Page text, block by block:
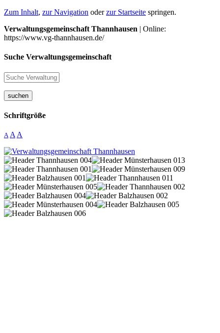
Zum Inhalt, zur Navigation oderzur Startseite springen.
Verwaltungsgemeinschaft Thannhausen | Online:
https://www.vg-thannhausen.de/
Suche Verwaltungsgemeinschaft
suchen
Schriftgröße
A A A